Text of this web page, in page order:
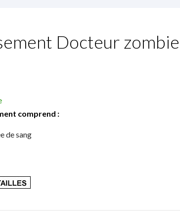
Docteur zombie
comprend :
de sang